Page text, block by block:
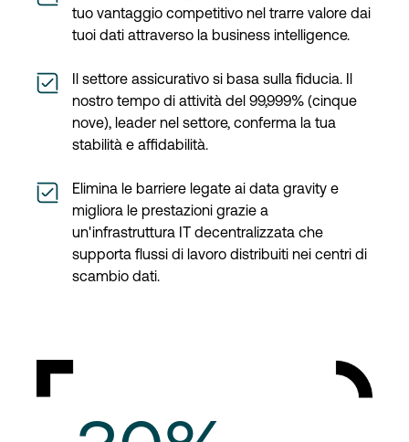
tuo vantaggio competitivo nel trarre valore dai
tuoi dati attraverso la business intelligence.
Il settore assicurativo si basa sulla fiducia. Il
nostro tempo di attività del 99,999% (cinque
nove), leader nel settore, conferma la tua
stabilità e affidabilità.
Elimina le barriere legate ai data gravity e
migliora le prestazioni grazie a
un'infrastruttura IT decentralizzata che
supporta flussi di lavoro distribuiti nei centri di
scambio dati.